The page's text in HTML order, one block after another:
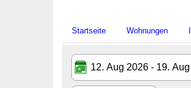
Startseite Wohnungen